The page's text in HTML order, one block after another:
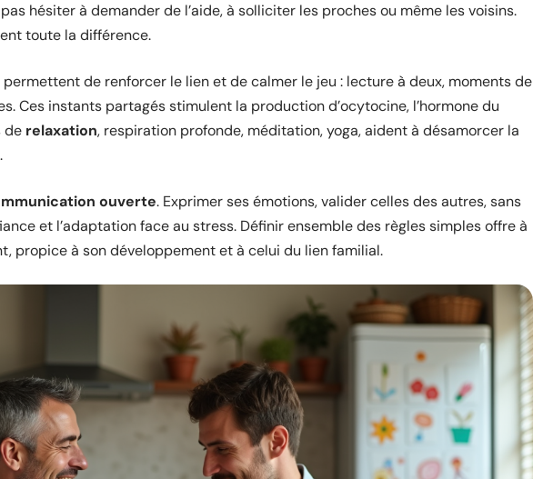
hésiter à demander de l’aide, à solliciter les proches ou même les voisins.
toute la différence.
de renforcer le lien et de calmer le jeu : lecture à deux, moments de
Ces instants partagés stimulent la production d’ocytocine, l’hormone du
de relaxation, respiration profonde, méditation, yoga, aident à désamorcer la
ouverte. Exprimer ses émotions, valider celles des autres, sans
et l’adaptation face au stress. Définir ensemble des règles simples offre à
propice à son développement et à celui du lien familial.